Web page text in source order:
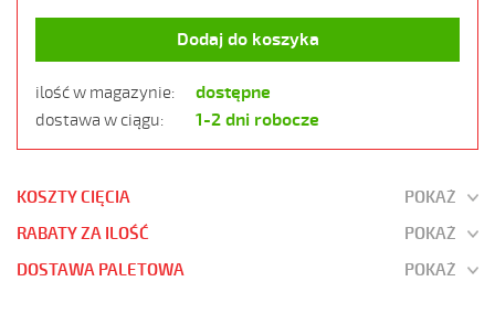
Dodaj do koszyka
ilość w magazynie: dostępne
dostawa w ciągu: 1-2 dni robocze
KOSZTY CIĘCIA
POKAŻ
RABATY ZA ILOŚĆ
POKAŻ
DOSTAWA PALETOWA
POKAŻ